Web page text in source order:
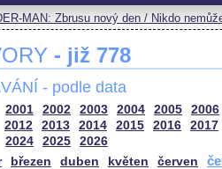
MAN: Zbrusu nový den / Nikdo
- již 778
- podle data
2001 2002 2003 2004 2005 2006
2012 2013 2014 2015 2016 2017
2024 2025
2026
březen duben květen červen